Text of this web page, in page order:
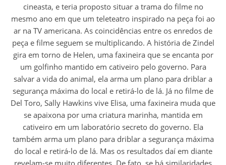
cineasta, e teria proposto situar a trama do filme no
mesmo ano em que um teleteatro inspirado na peça foi ao
ar na TV americana. As coincidências entre os enredos de
peça e filme seguem se multiplicando. A história de Zindel
gira em torno de Helen, uma faxineira que se encanta por
um golfinho mantido em cativeiro pelo governo. Para
salvar a vida do animal, ela arma um plano para driblar a
segurança máxima do local e retirá-lo de lá. Já no filme de
Del Toro, Sally Hawkins vive Elisa, uma faxineira muda que
se apaixona por uma criatura marinha, mantida em
cativeiro em um laboratório secreto do governo. Ela
também arma um plano para driblar a segurança máxima
do local e retirá-lo de lá. Mas os resultados daí em diante